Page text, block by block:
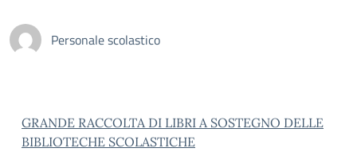
Personale scolastico
GRANDE RACCOLTA DI LIBRI A SOSTEGNO DELLE
BIBLIOTECHE SCOLASTICHE